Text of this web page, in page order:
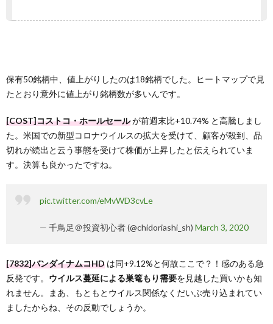
保有50銘柄中、値上がりしたのは18銘柄でした。ヒートマップで見
たとおり意外に値上がり銘柄数が多いんです。
[COST]コストコ・ホールセールが前週末比+10.74% と高騰しまし
た。米国での新型コロナウイルスの拡大を受けて、顧客が殺到、品
切れが続出と云う事態を受けて株価が上昇したと伝えられていま
す。決算も良かったですね。
pic.twitter.com/eMvWD3cvLe
— 千鳥足＠投資初心者 (@chidoriashi_sh) March 3, 2020
[7832]バンダイナムコHD は同+9.12%と何故ここで？！感のある急
反発です。 ウイルス蔓延による巣篭もり需要を見越した買いかも知
れません。まあ、もともとウイルス関係なくだいぶ売り込まれてい
ましたからね、その反動でしょうか。